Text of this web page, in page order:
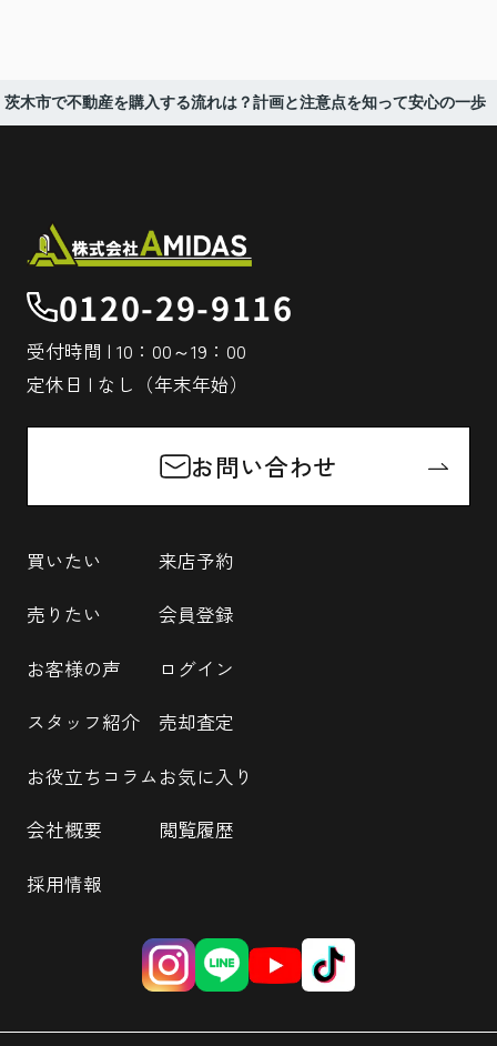
茨木市で不動産を購入する流れは？計画と注意点を知って安心の一歩
0120-29-9116
受付時間 | 10：00～19：00
定休日 | なし（年末年始）
お問い合わせ
買いたい
売りたい
お客様の声
スタッフ紹介
お役立ちコラム
会社概要
採用情報
来店予約
会員登録
ログイン
売却査定
お気に入り
閲覧履歴